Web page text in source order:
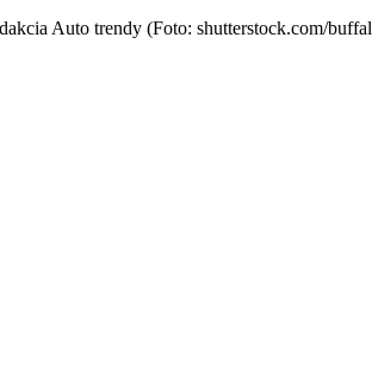
Auto trendy (Foto: shutterstock.com/